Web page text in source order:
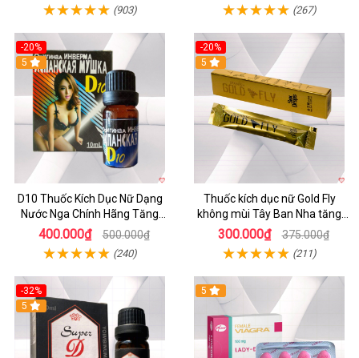
(903) (267)
-20%
5
D10 Thuốc Kích Dục Nữ Dạng
Nước Nga Chính Hãng Tăng
Ham Muốn Nhanh
400.000₫ 500.000₫
(240)
-20%
5
Thuốc kích dục nữ Gold Fly
không mùi Tây Ban Nha tăng
ham muốn
300.000₫ 375.000₫
(211)
-32%
5
5